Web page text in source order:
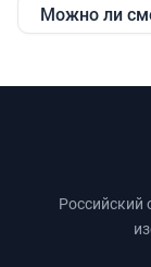
Можно ли
Российский